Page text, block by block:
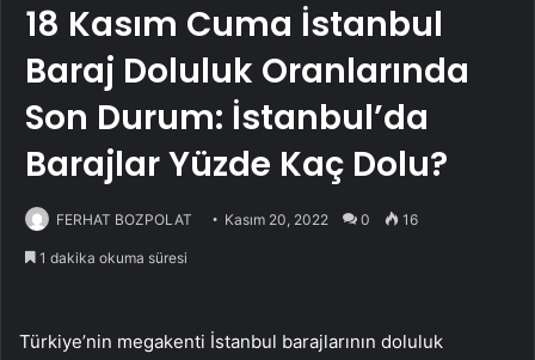
18 Kasım Cuma İstanbul
Baraj Doluluk Oranlarında
Son Durum: İstanbul’da
Barajlar Yüzde Kaç Dolu?
FERHAT BOZPOLAT Kasım 20, 2022 0 16
1 dakika okuma süresi
Türkiye’nin megakenti İstanbul barajlarının doluluk